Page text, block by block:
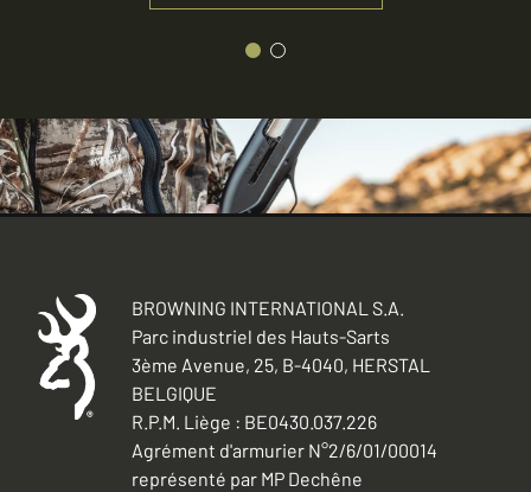
BROWNING INTERNATIONAL S.A.
Parc industriel des Hauts-Sarts
3ème Avenue, 25, B-4040, HERSTAL
BELGIQUE
R.P.M. Liège : BE0430.037.226
Agrément d'armurier N°2/6/01/00014
représenté par MP Dechêne